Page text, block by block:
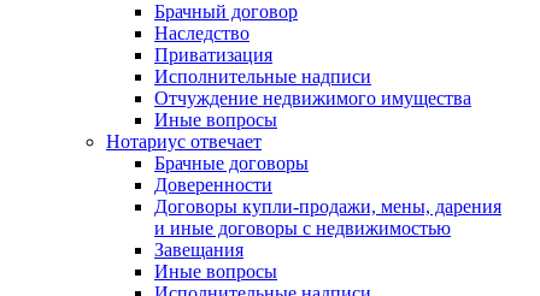
Брачный договор
Наследство
Приватизация
Исполнительные надписи
Отчуждение недвижимого имущества
Иные вопросы
Нотариус отвечает
Брачные договоры
Доверенности
Договоры купли-продажи, мены, дарения
и иные договоры с недвижимостью
Завещания
Иные вопросы